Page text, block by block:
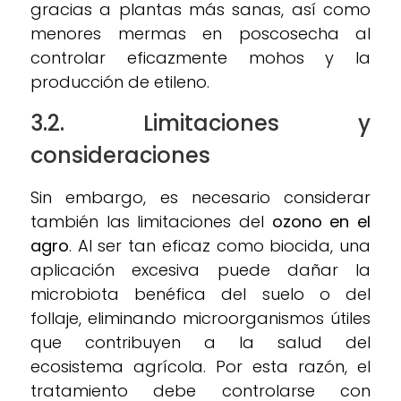
gracias a plantas más sanas, así como
menores mermas en poscosecha al
controlar eficazmente mohos y la
producción de etileno.
3.2. Limitaciones y
consideraciones
Sin embargo, es necesario considerar
también las limitaciones del ozono en el
agro. Al ser tan eficaz como biocida, una
aplicación excesiva puede dañar la
microbiota benéfica del suelo o del
follaje, eliminando microorganismos útiles
que contribuyen a la salud del
ecosistema agrícola. Por esta razón, el
tratamiento debe controlarse con